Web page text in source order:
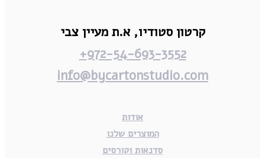
קרטון סטודיו,א.ת מעיין צבי
972-54-693-3552+
info@bycartonstudio.com
אודות
המוצרים שלנו
סדנאות וקורסים